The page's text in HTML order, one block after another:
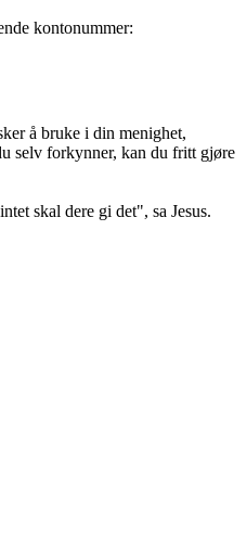
kontonummer:
å bruke i din menighet,
selv forkynner, kan du fritt gjøre
skal dere gi det", sa Jesus.